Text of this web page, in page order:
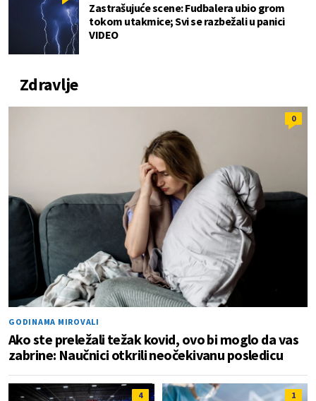
Zastrašujuće scene: Fudbalera ubio grom
tokom utakmice; Svi se razbežali u panici
VIDEO
Zdravlje
0
GODINAMA MIROVALI
Ako ste preležali težak kovid, ovo bi moglo da vas
zabrine: Naučnici otkrili neočekivanu posledicu
4 1